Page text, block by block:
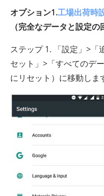
オプション1.工場出荷時
（完全なデータと設定の
ステップ 1. 「設定」>「
セット」>「すべてのデ
にリセット）に移動しま